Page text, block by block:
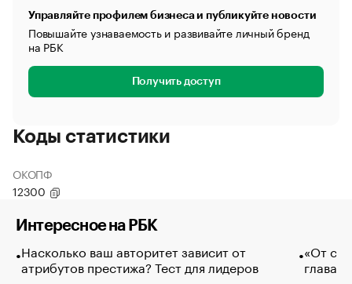
Управляйте профилем бизнеса и публикуйте новости
Повышайте узнаваемость и развивайте личный бренд
на РБК
Получить доступ
Коды статистики
ОКОПФ
12300
Интересное на РБК
Насколько ваш авторитет зависит от
атрибутов престижа? Тест для лидеров
«От
глава